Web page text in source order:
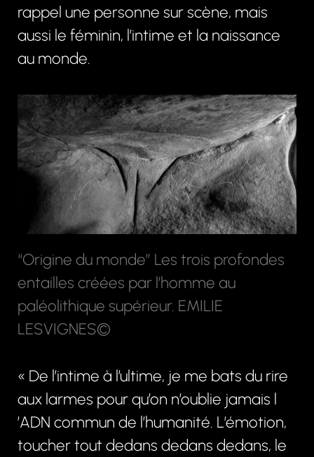
rappel une personne sur scène, mais
aussi le féminin, l’intime et la naissance
au monde.
“Origine du monde” Les trois profondes
entailles créées par l’homme au
paléolithique supérieur. EMILIE
LESVIGNES©
« De l’intime à l’ultime, je me bats du rire
aux larmes pour qu’on n’oublie jamais l
’ADN commun de l’humanité. L’émotion,
toucher tout dedans dedans dedans, le